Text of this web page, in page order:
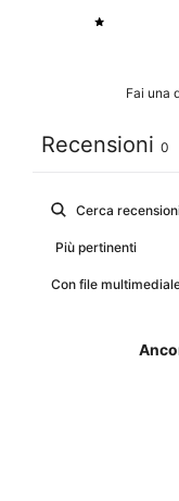
Fai una
Recensioni 0
Con file